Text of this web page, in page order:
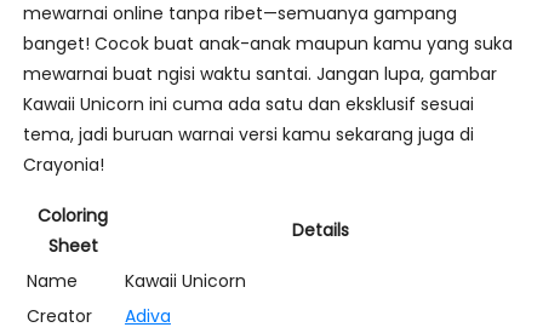
mewarnai online tanpa ribet—semuanya gampang
banget! Cocok buat anak-anak maupun kamu yang suka
mewarnai buat ngisi waktu santai. Jangan lupa, gambar
Kawaii Unicorn ini cuma ada satu dan eksklusif sesuai
tema, jadi buruan warnai versi kamu sekarang juga di
Crayonia!
Coloring
Sheet
Details
Name
Kawaii Unicorn
Creator
Adiva